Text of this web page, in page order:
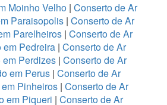
Moinho Velho | Conserto de Ar
Paraisopolis | Conserto de Ar
Parelheiros| Conserto de Ar
Pedreira | Conserto de Ar
Perdizes | Conserto de Ar
em Perus| Conserto de Ar
Pinheiros| Conserto de Ar
em Piqueri | Conserto de Ar